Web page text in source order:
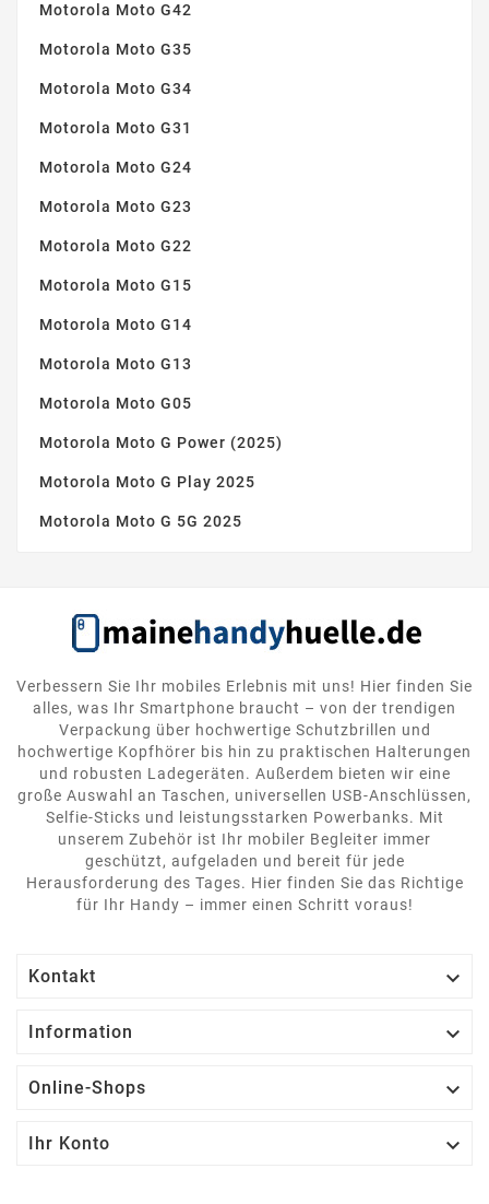
Motorola Moto G42
Motorola Moto G35
Motorola Moto G34
Motorola Moto G31
Motorola Moto G24
Motorola Moto G23
Motorola Moto G22
Motorola Moto G15
Motorola Moto G14
Motorola Moto G13
Motorola Moto G05
Motorola Moto G Power (2025)
Motorola Moto G Play 2025
Motorola Moto G 5G 2025
Verbessern Sie Ihr mobiles Erlebnis mit uns! Hier finden Sie
alles, was Ihr Smartphone braucht – von der trendigen
Verpackung über hochwertige Schutzbrillen und
hochwertige Kopfhörer bis hin zu praktischen Halterungen
und robusten Ladegeräten. Außerdem bieten wir eine
große Auswahl an Taschen, universellen USB-Anschlüssen,
Selfie-Sticks und leistungsstarken Powerbanks. Mit
unserem Zubehör ist Ihr mobiler Begleiter immer
geschützt, aufgeladen und bereit für jede
Herausforderung des Tages. Hier finden Sie das Richtige
für Ihr Handy – immer einen Schritt voraus!
Kontakt 
Information 
Online-Shops 
Ihr Konto 